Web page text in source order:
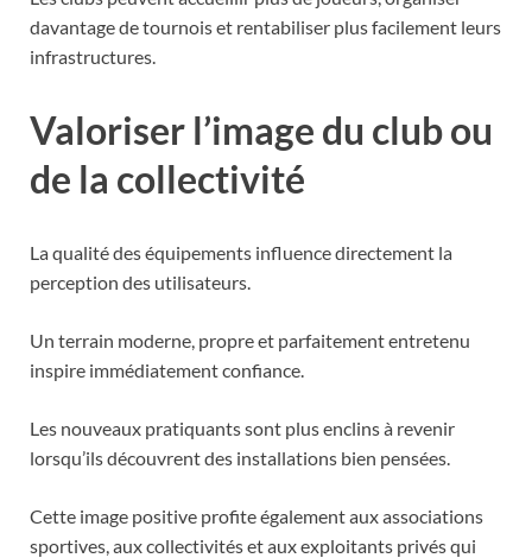
davantage de tournois et rentabiliser plus facilement leurs
infrastructures.
Valoriser l’image du club ou
de la collectivité
La qualité des équipements influence directement la
perception des utilisateurs.
Un terrain moderne, propre et parfaitement entretenu
inspire immédiatement confiance.
Les nouveaux pratiquants sont plus enclins à revenir
lorsqu’ils découvrent des installations bien pensées.
Cette image positive profite également aux associations
sportives, aux collectivités et aux exploitants privés qui